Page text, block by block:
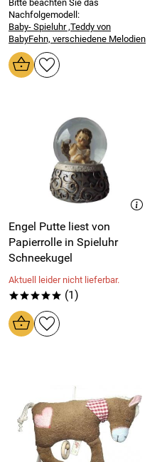
Bitte beachten Sie das
Nachfolgemodell:
Baby- Spieluhr ,Teddy von
BabyFehn, verschiedene Melodien
Engel Putte liest von
Papierrolle in Spieluhr
Schneekugel
Aktuell leider nicht lieferbar.
***** (1)